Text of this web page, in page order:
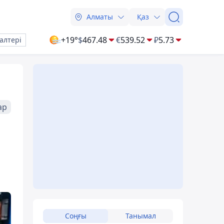
Алматы Қаз
+19°$467.48 €539.52 ₽5.73
Соңғы Танымал